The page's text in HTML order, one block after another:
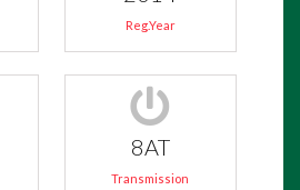
Reg.Year
8AT
Transmission